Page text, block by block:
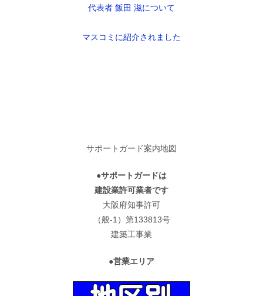
代表者 飯田 滋について
マスコミに紹介されました
サポートガード案内地図
●サポートガードは
建設業許可業者です
大阪府知事許可
（般-1）第133813号
建築工事業
●営業エリア